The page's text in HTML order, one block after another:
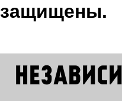
защищены.